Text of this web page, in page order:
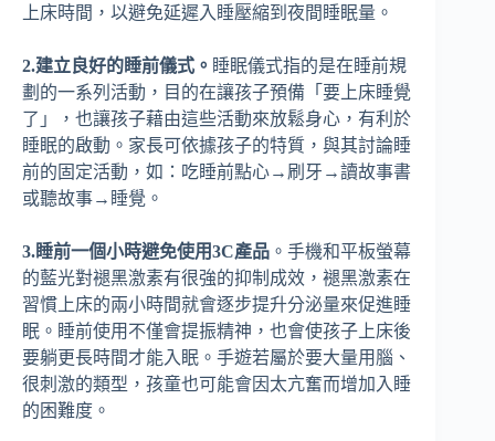
上床時間，以避免延遲入睡壓縮到夜間睡眠量。
2.建立良好的睡前儀式。 睡眠儀式指的是在睡前規
劃的一系列活動，目的在讓孩子預備「要上床睡覺
了」，也讓孩子藉由這些活動來放鬆身心，有利於
睡眠的啟動。家長可依據孩子的特質，與其討論睡
前的固定活動，如：吃睡前點心→刷牙→讀故事書
或聽故事→睡覺。
3.睡前一個小時避免使用3C產品 。手機和平板螢幕
的藍光對褪黑激素有很強的抑制成效，褪黑激素在
習慣上床的兩小時間就會逐步提升分泌量來促進睡
眠。睡前使用不僅會提振精神，也會使孩子上床後
要躺更長時間才能入眠。手遊若屬於要大量用腦、
很刺激的類型，孩童也可能會因太亢奮而增加入睡
的困難度。